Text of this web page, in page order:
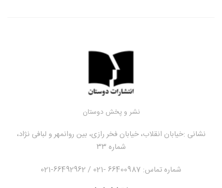
نشر و پخش دوستان
نشانی :خیابان انقلاب، خیابان فخر رازی، بین روانمهر و لبافی نژاد،
شماره ۳۳
شماره تماس: 66400987 -021 / 66492962-021